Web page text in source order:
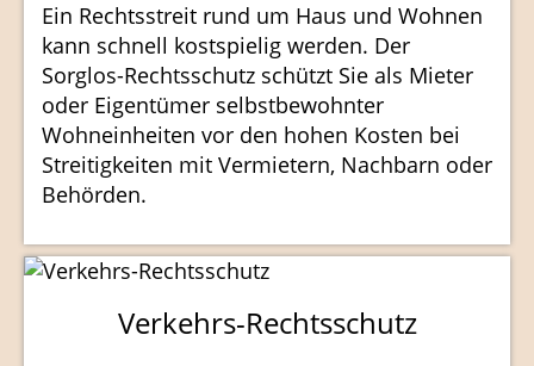
Ein Rechtsstreit rund um Haus und Wohnen
kann schnell kostspielig werden. Der
Sorglos-Rechtsschutz schützt Sie als Mieter
oder Eigentümer selbstbewohnter
Wohneinheiten vor den hohen Kosten bei
Streitigkeiten mit Vermietern, Nachbarn oder
Behörden.
Verkehrs-Rechtsschutz